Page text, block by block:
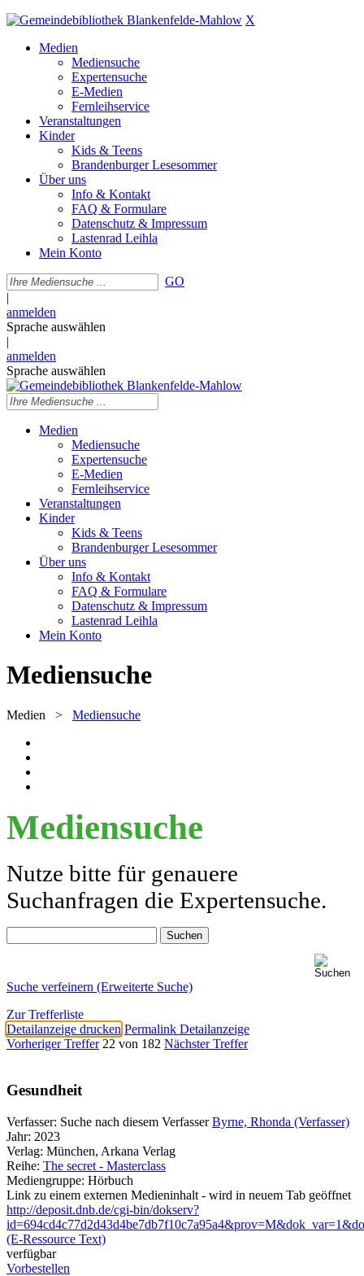
X
Medien
Mediensuche
Expertensuche
E-Medien
Fernleihservice
Veranstaltungen
Kinder
Kids & Teens
Brandenburger Lesesommer
Über uns
Info & Kontakt
FAQ & Formulare
Datenschutz & Impressum
Lastenrad Leihla
Mein Konto
GO
|
anmelden
Sprache auswählen
|
anmelden
Sprache auswählen
Medien
Mediensuche
Expertensuche
E-Medien
Fernleihservice
Veranstaltungen
Kinder
Kids & Teens
Brandenburger Lesesommer
Über uns
Info & Kontakt
FAQ & Formulare
Datenschutz & Impressum
Lastenrad Leihla
Mein Konto
Mediensuche
Medien > Mediensuche
Mediensuche
Nutze bitte für genauere
Suchanfragen die Expertensuche.
Suche verfeinern (Erweiterte Suche)
Zur Trefferliste
Detailanzeige drucken Permalink Detailanzeige
Vorheriger Treffer 22 von 182 Nächster Treffer
Gesundheit
Verfasser: Suche nach diesem Verfasser Byrne, Rhonda (Verfasser)
Jahr: 2023
Verlag: München, Arkana Verlag
Reihe: The secret - Masterclass
Mediengruppe: Hörbuch
Link zu einem externen Medieninhalt - wird in neuem Tab geöffnet
http://deposit.dnb.de/cgi-bin/dokserv?
(E-Ressource Text)
verfügbar
Vorbestellen